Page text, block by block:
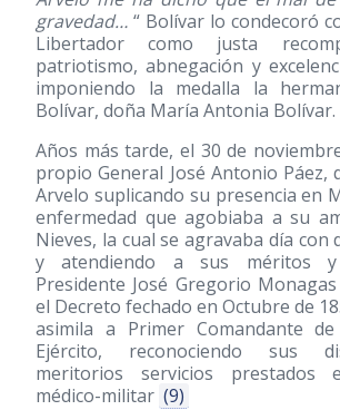
gravedad… “ Bolívar lo condecoró
Libertador como justa
patriotismo, abnegación y
imponiendo la medalla la
Bolívar, doña María Antonia Bolívar.
Años más tarde, el 30 de
propio General José Antonio Páez,
Arvelo suplicando su presencia en
enfermedad que agobiaba a su
Nieves, la cual se agravaba día con
y atendiendo a sus méritos y
Presidente José Gregorio
el Decreto fechado en Octubre de
asimila a Primer Comandante
Ejército, reconociendo sus
meritorios servicios prestados
médico-militar (9)